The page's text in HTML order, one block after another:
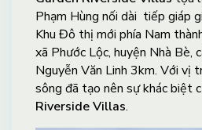
Phạm Hùng nối dài tiếp giáp
Khu Đô thị mới phía Nam
xã Phước Lộc, huyện Nhà Bè,
Nguyễn Văn Linh 3km. Với vị
sông đã tạo nên sự khác biệt
Riverside Villas.